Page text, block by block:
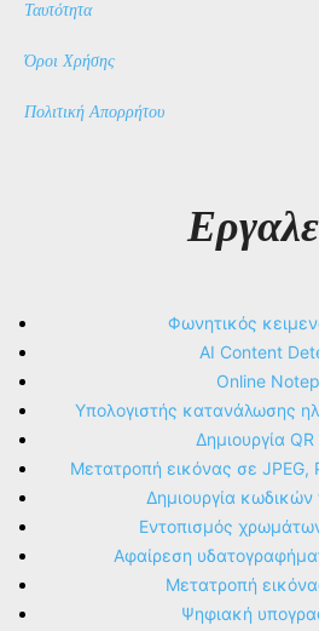
Ταυτότητα
Όροι Χρήσης
Πολιτική Απορρήτου
Φωνητικός
AI Content
Online
Υπολογιστής κατανάλωσης
Δημιουργία
Μετατροπή εικόνας σε JPEG,
Δημιουργία
Εντοπισμός
Αφαίρεση
Μετατροπή
Ψηφιακή